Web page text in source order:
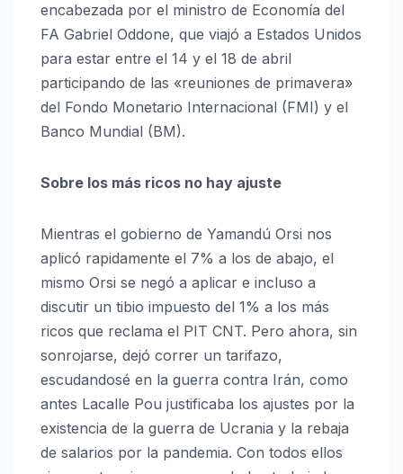
encabezada por el ministro de Economía del
FA Gabriel Oddone, que viajó a Estados Unidos
para estar entre el 14 y el 18 de abril
participando de las «reuniones de primavera»
del Fondo Monetario Internacional (FMI) y el
Banco Mundial (BM).
Sobre los más ricos no hay ajuste
Mientras el gobierno de Yamandú Orsi nos
aplicó rapidamente el 7% a los de abajo, el
mismo Orsi se negó a aplicar e incluso a
discutir un tibio impuesto del 1% a los más
ricos que reclama el PIT CNT. Pero ahora, sin
sonrojarse, dejó correr un tarifazo,
escudandosé en la guerra contra Irán, como
antes Lacalle Pou justificaba los ajustes por la
existencia de la guerra de Ucrania y la rebaja
de salarios por la pandemia. Con todos ellos